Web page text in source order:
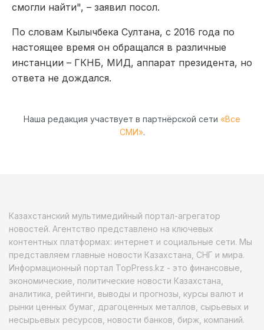
смогли найти", – заявил посол.
По словам Кылычбека Султана, с 2016 года по
настоящее время он обращался в различные
инстанции – ГКНБ, МИД, аппарат президента, но
ответа не дождался.
Наша редакция участвует в партнёрской сети «Все
СМИ».
Казахстанский мультимедийный портал-агрегатор
новостей. Агентство представлено на ключевых
контентных платформах: интернет и социальные сети. Мы
представляем главные новости Казахстана, СНГ и мира.
Информационный портал TopPress.kz - это финансовые,
экономические, политические новости Казахстана,
аналитика, рейтинги, выводы и прогнозы, курсы валют и
рынки ценных бумаг, драгоценных металлов, сырьевых и
несырьевых ресурсов, новости банков, бирж, компаний.